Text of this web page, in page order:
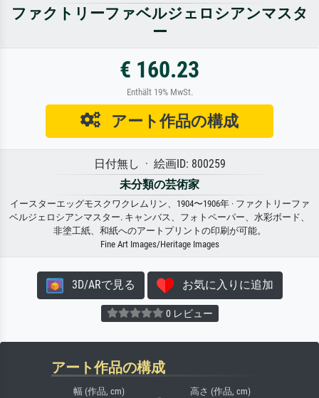
ファクトリーファベルジェロシアンマスタ
ー
€ 160.23
Enthält 19% MwSt.
アート作品の構成
日付無し · 絵画ID: 800259
未分類の芸術家
イースターエッグモスクワクレムリン、1904〜1906年 · ファクトリーファ
ベルジェロシアンマスター. キャンバス、フォトペーパー、水彩ボード、
非塗工紙、和紙へのアートプリントの印刷が可能。
Fine Art Images/Heritage Images
3D/ARで見る お気に入りに追加
0 レビュー
アート作品の構成
幅 (作品, cm) 高さ (作品, cm)